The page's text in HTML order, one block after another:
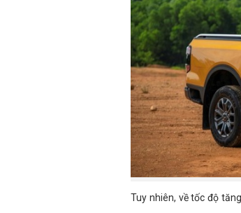
Tuy nhiên, về tốc độ